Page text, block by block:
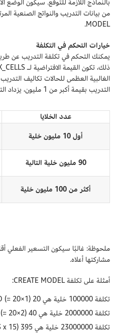
بالنماذج اللازمة للتوقع. سيكون الوضع
MODEL.
خيارات التحكم في التكلفة
التدريب بقيمة أكبر من 1 مليون، يزداد التسعير على النحو التالي:
عدد الخلايا
أول 10 مليون خلية
90 مليون خلية التالية
أكثر من 100 مليون خلية
ملحوظة: غالبًا سيكون التسعير الفعلي
مشاركتها أعلاه.
أمثلة على تكلفة CREATE MODEL:
تكلفة 100000 خلية هي 20 USD (= 20×1)
تكلفة 2000000 خلية هي 40 USD (= 20×2)
تكلفة 23000000 خلية هي 395 USD (= 10 x 20 + 13 x 15)